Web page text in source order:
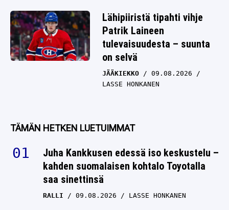
Lähipiiristä tipahti vihje
Patrik Laineen
tulevaisuudesta – suunta
on selvä
JÄÄKIEKKO
09.08.2026
LASSE HONKANEN
TÄMÄN HETKEN LUETUIMMAT
Juha Kankkusen edessä iso keskustelu –
kahden suomalaisen kohtalo Toyotalla
saa sinettinsä
RALLI 09.08.2026 LASSE HONKANEN